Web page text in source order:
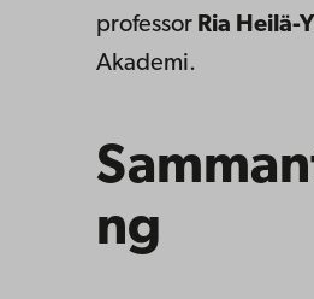
professor Ria Heilä-
Akademi.
ng